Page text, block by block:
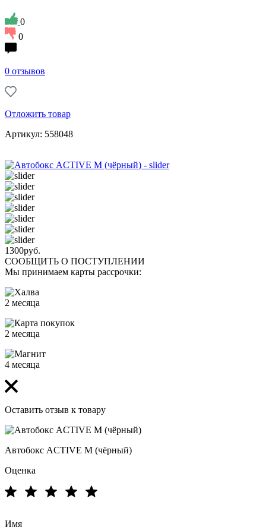
0
0
0 отзывов
Отложить товар
Артикул: 558048
1300руб.
СООБЩИТЬ О ПОСТУПЛЕНИИ
Мы принимаем карты рассрочки:
2 месяца
2 месяца
4 месяца
Оставить отзыв к товару
Автобокс ACTIVE M (чёрный)
Оценка
Имя